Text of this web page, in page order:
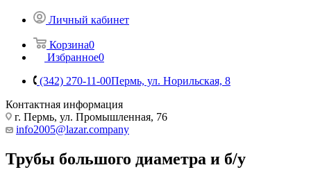
Личный кабинет
Корзина0
Избранное0
(342) 270-11-00Пермь, ул. Норильская, 8
Контактная информация
г. Пермь, ул. Промышленная, 76
info2005@lazar.company
Трубы большого диаметра и б/у